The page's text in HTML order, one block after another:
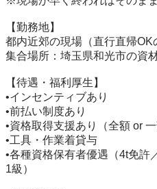
【勤務地】
都内近郊の現場（直行直帰OK
集合場所：埼玉県和光市の資
【待遇・福利厚生】
•インセンティブあり
•前払い制度あり
•資格取得支援あり（全額 or 一
•工具・作業着貸与
•各種資格保有者優遇（4t免許
1級）